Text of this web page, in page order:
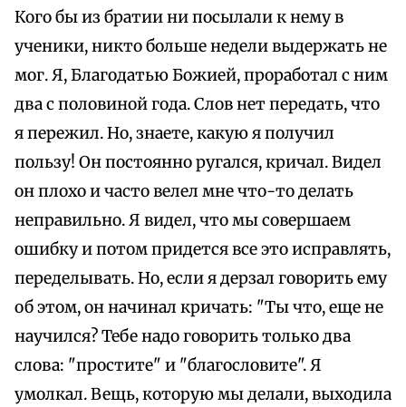
Кого бы из братии ни посылали к нему в
ученики, никто больше недели выдержать не
мог. Я, Благодатью Божией, проработал с ним
два с половиной года. Слов нет передать, что
я пережил. Но, знаете, какую я получил
пользу! Он постоянно ругался, кричал. Видел
он плохо и часто велел мне что-то делать
неправильно. Я видел, что мы совершаем
ошибку и потом придется все это исправлять,
переделывать. Но, если я дерзал говорить ему
об этом, он начинал кричать: "Ты что, еще не
научился? Тебе надо говорить только два
слова: "простите" и "благословите". Я
умолкал. Вещь, которую мы делали, выходила